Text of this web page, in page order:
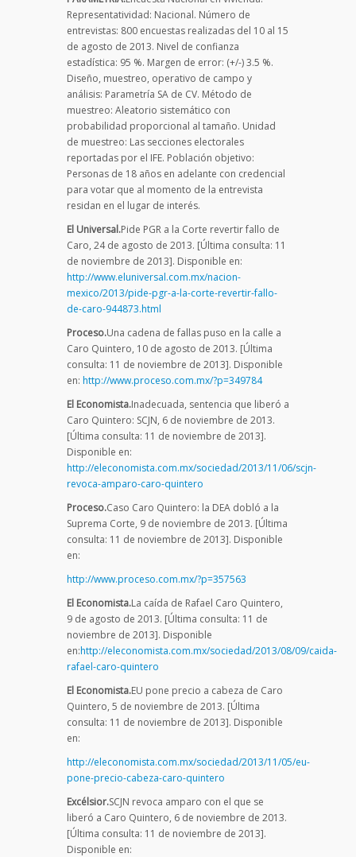
Representatividad: Nacional. Número de
entrevistas: 800 encuestas realizadas del 10 al 15
de agosto de 2013. Nivel de confianza
estadística: 95 %. Margen de error: (+/-) 3.5 %.
Diseño, muestreo, operativo de campo y
análisis: Parametría SA de CV. Método de
muestreo: Aleatorio sistemático con
probabilidad proporcional al tamaño. Unidad
de muestreo: Las secciones electorales
reportadas por el IFE. Población objetivo:
Personas de 18 años en adelante con credencial
para votar que al momento de la entrevista
residan en el lugar de interés.
El Universal.Pide PGR a la Corte revertir fallo de
Caro, 24 de agosto de 2013. [Última consulta: 11
de noviembre de 2013]. Disponible en:
http://www.eluniversal.com.mx/nacion-
mexico/2013/pide-pgr-a-la-corte-revertir-fallo-
de-caro-944873.html
Proceso.Una cadena de fallas puso en la calle a
Caro Quintero, 10 de agosto de 2013. [Última
consulta: 11 de noviembre de 2013]. Disponible
en: http://www.proceso.com.mx/?p=349784
El Economista.Inadecuada, sentencia que liberó a
Caro Quintero: SCJN, 6 de noviembre de 2013.
[Última consulta: 11 de noviembre de 2013].
Disponible en:
http://eleconomista.com.mx/sociedad/2013/11/06/scjn-
revoca-amparo-caro-quintero
Proceso.Caso Caro Quintero: la DEA dobló a la
Suprema Corte, 9 de noviembre de 2013. [Última
consulta: 11 de noviembre de 2013]. Disponible
en:
http://www.proceso.com.mx/?p=357563
El Economista.La caída de Rafael Caro Quintero,
9 de agosto de 2013. [Última consulta: 11 de
noviembre de 2013]. Disponible
en:http://eleconomista.com.mx/sociedad/2013/08/09/caida-
rafael-caro-quintero
El Economista.EU pone precio a cabeza de Caro
Quintero, 5 de noviembre de 2013. [Última
consulta: 11 de noviembre de 2013]. Disponible
en:
http://eleconomista.com.mx/sociedad/2013/11/05/eu-
pone-precio-cabeza-caro-quintero
Excélsior.SCJN revoca amparo con el que se
liberó a Caro Quintero, 6 de noviembre de 2013.
[Última consulta: 11 de noviembre de 2013].
Disponible en: